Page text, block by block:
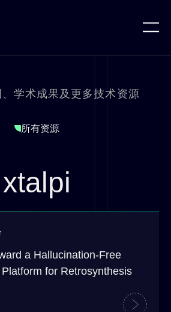
学术成果及更多技术资源
所有资源
xtalpi
a Hallucination-Free
for Retrosynthesis